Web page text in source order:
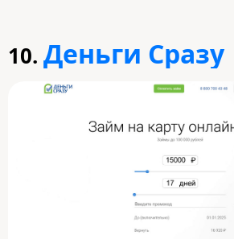
10. Деньги Сразу